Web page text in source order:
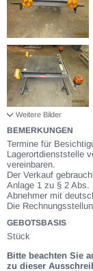
Weitere Bilder
BEMERKUNGEN
Termine für
Lagerortdienststelle
vereinbaren.
Der Verkauf
Anlage 1 zu § 2
Abnehmer mit
Die
GEBOTSBASIS
Stück
Bitte beachten Sie
zu dieser